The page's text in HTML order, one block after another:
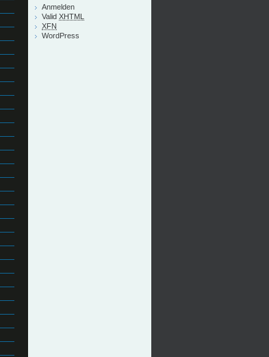
Anmelden
Valid XHTML
XFN
WordPress